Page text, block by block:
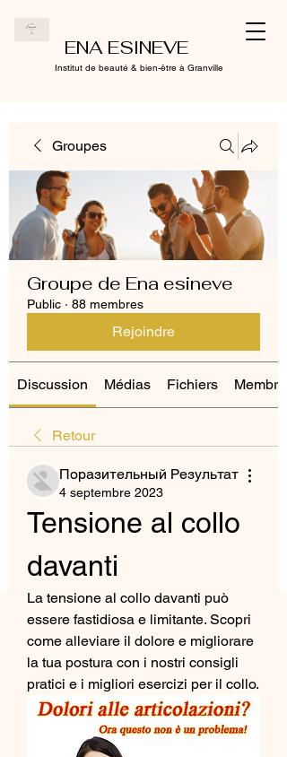
ENA ESINEVE
Institut de beauté & bien-être à Granville
Groupes
Groupe de Ena esineve
Public · 88 membres
Rejoindre
Discussion Médias Fichiers Membres
Retour
Поразительный Результат
4 septembre 2023
Tensione al collo
davanti
La tensione al collo davanti può
essere fastidiosa e limitante. Scopri
come alleviare il dolore e migliorare
la tua postura con i nostri consigli
pratici e i migliori esercizi per il collo.